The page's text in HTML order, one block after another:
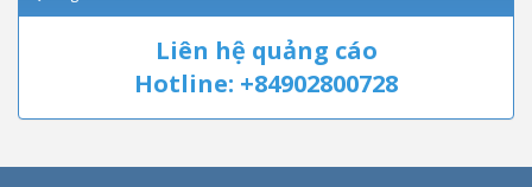
Liên hệ quảng cáo
Hotline: +84902800728